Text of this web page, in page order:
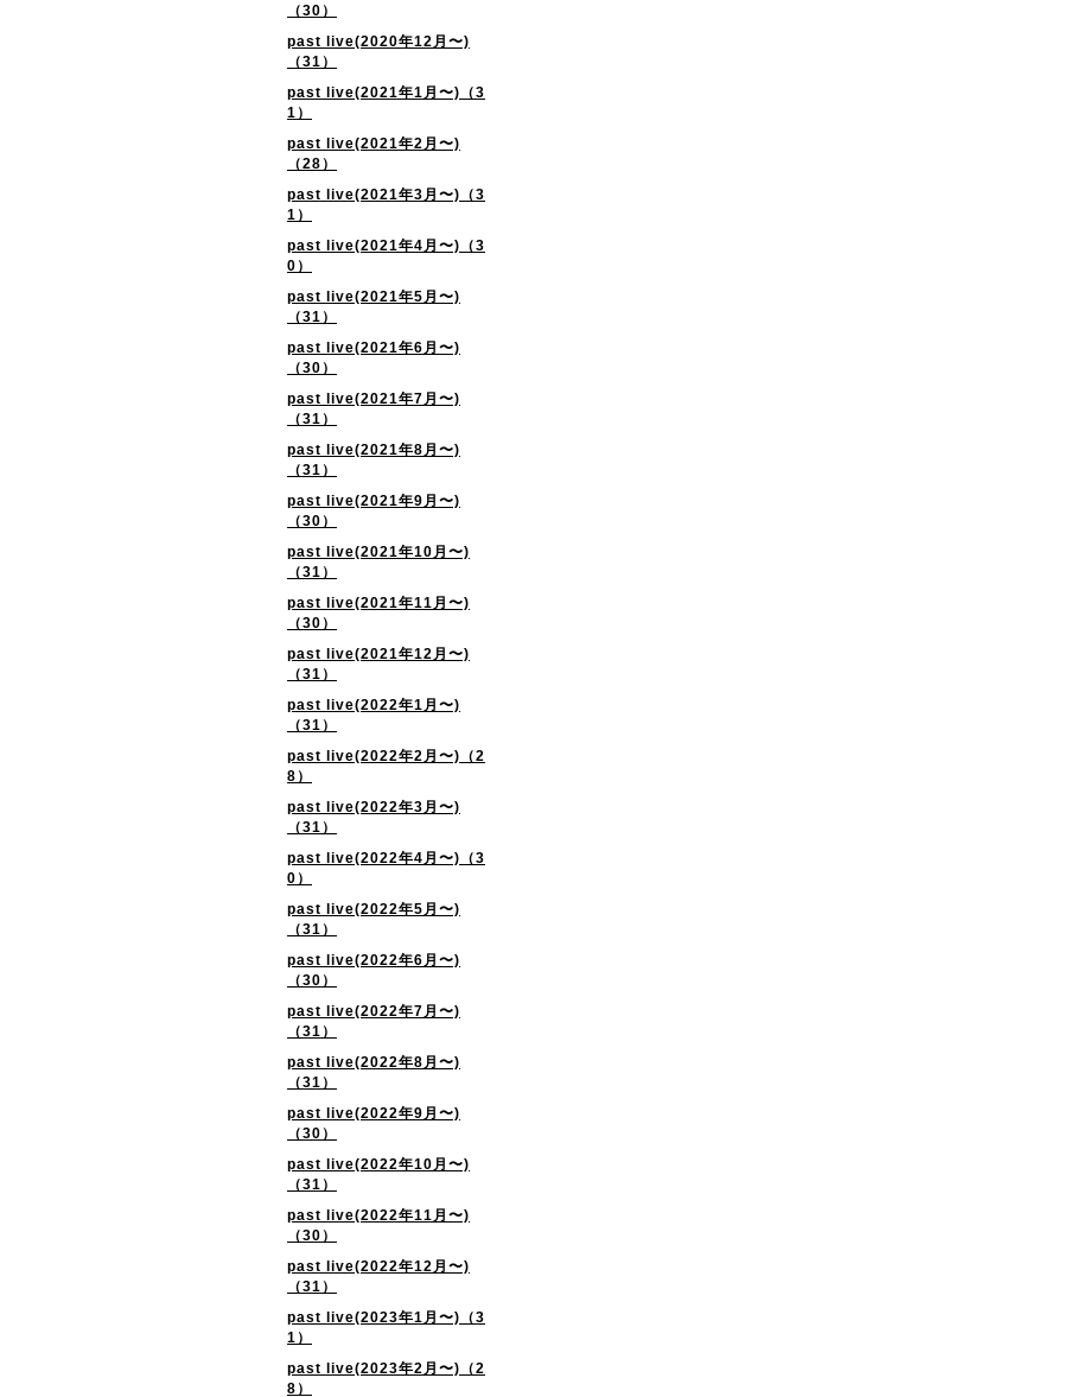
（30）
past live(2020年12月〜)
（31）
past live(2021年1月〜)（3
1）
past live(2021年2月〜)
（28）
past live(2021年3月〜)（3
1）
past live(2021年4月〜)（3
0）
past live(2021年5月〜)
（31）
past live(2021年6月〜)
（30）
past live(2021年7月〜)
（31）
past live(2021年8月〜)
（31）
past live(2021年9月〜)
（30）
past live(2021年10月〜)
（31）
past live(2021年11月〜)
（30）
past live(2021年12月〜)
（31）
past live(2022年1月〜)
（31）
past live(2022年2月〜)（2
8）
past live(2022年3月〜)
（31）
past live(2022年4月〜)（3
0）
past live(2022年5月〜)
（31）
past live(2022年6月〜)
（30）
past live(2022年7月〜)
（31）
past live(2022年8月〜)
（31）
past live(2022年9月〜)
（30）
past live(2022年10月〜)
（31）
past live(2022年11月〜)
（30）
past live(2022年12月〜)
（31）
past live(2023年1月〜)（3
1）
past live(2023年2月〜)（2
8）